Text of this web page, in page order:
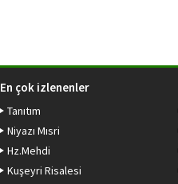
En çok izlenenler
Tanıtım
Niyazı Mısri
Hz.Mehdi
Kuşeyri Risalesi